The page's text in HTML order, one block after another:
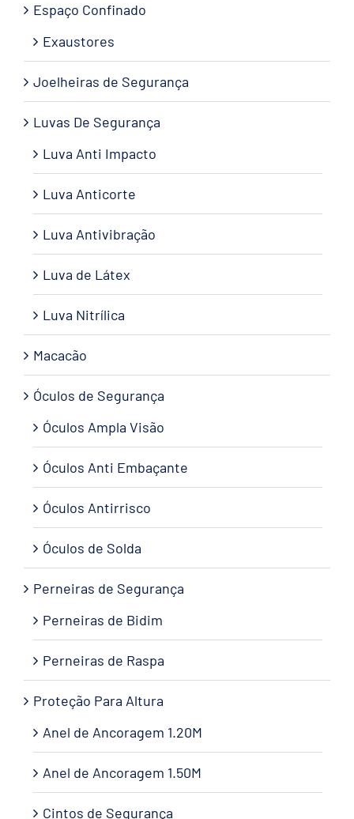
Espaço Confinado
Exaustores
Joelheiras de Segurança
Luvas De Segurança
Luva Anti Impacto
Luva Anticorte
Luva Antivibração
Luva de Látex
Luva Nitrílica
Macacão
Óculos de Segurança
Óculos Ampla Visão
Óculos Anti Embaçante
Óculos Antirrisco
Óculos de Solda
Perneiras de Segurança
Perneiras de Bidim
Perneiras de Raspa
Proteção Para Altura
Anel de Ancoragem 1.20M
Anel de Ancoragem 1.50M
Cintos de Segurança